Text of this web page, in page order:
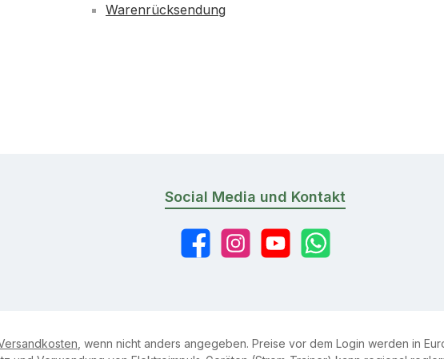
Warenrücksendung
Social Media und Kontakt
FacebookInstagramYouTubeWhatsApp
, wenn nicht anders angegeben. Preise vor dem Login werden in